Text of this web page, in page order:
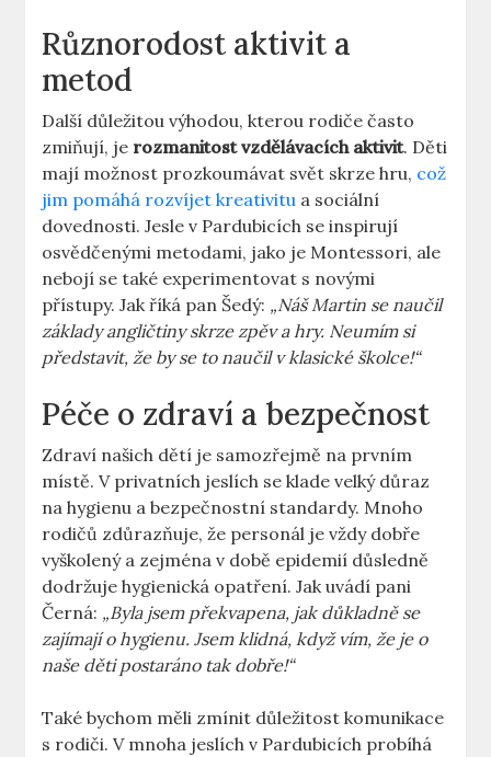
Různorodost aktivit a
metod
Další důležitou výhodou, kterou rodiče často
zmiňují, je rozmanitost vzdělávacích aktivit. Děti
mají možnost prozkoumávat svět skrze hru, což
jim pomáhá rozvíjet kreativitu a sociální
dovednosti. Jesle v Pardubicích se inspirují
osvědčenými metodami, jako je Montessori, ale
nebojí se také experimentovat s novými
přístupy. Jak říká pan Šedý: „Náš Martin se naučil
základy angličtiny skrze zpěv a hry. Neumím si
představit, že by se to naučil v klasické školce!“
Péče o zdraví a bezpečnost
Zdraví našich dětí je samozřejmě na prvním
místě. V privatních jeslích se klade velký důraz
na hygienu a bezpečnostní standardy. Mnoho
rodičů zdůrazňuje, že personál je vždy dobře
vyškolený a zejména v době epidemií důsledně
dodržuje hygienická opatření. Jak uvádí pani
Černá: „Byla jsem překvapena, jak důkladně se
zajímají o hygienu. Jsem klidná, když vím, že je o
naše děti postaráno tak dobře!“
Také bychom měli zmínit důležitost komunikace
s rodiči. V mnoha jeslích v Pardubicích probíhá